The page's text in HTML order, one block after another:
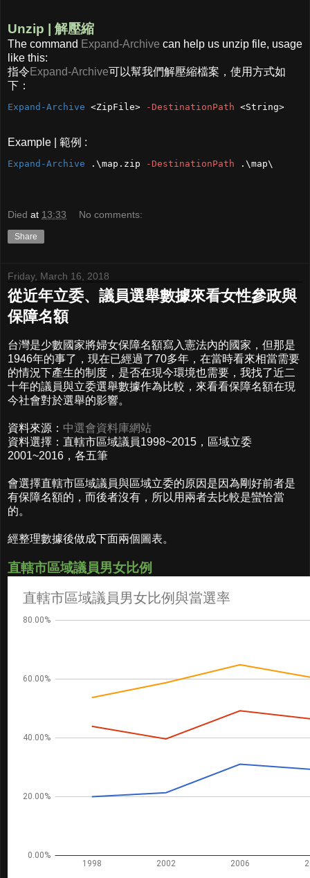
Unzip | 解壓縮
The command Expand-Archive can help us unzip file, usage
like this:
指令 Expand-Archive可以幫我們解壓縮檔案，使用方式如
下：
Expand-Archive <ZipFile> -DestinationPath <String>
Example | 範例 :
Expand-Archive .\map.zip -DestinationPath .\map\
Died at 13:33 No comments:
Share
Friday, March 16, 2018
從近年立委、議員選舉數據來看女性參政與
保障名額
台灣是少數國家將婦女保障名額寫入憲法內的國家，但那是
1946年的事了，現在已經過了70多年，在當時看來相當需要
的情況下產生的制度，是否在現今環境也需要，我找了近二
十年的議員與立委選舉數據作為比較，來看看保障名額在現
今社會對於選舉的影響。
資料來源： 中選會資料庫網站
資料選擇：直轄市區域議員1998~2015，區域立委
2001~2016，各五筆
會選擇直轄市區域議員與區域立委的原因是因為剛好前者是
有保障名額的，而後者沒有，所以用兩者去比較是蠻恰當
的。
經整理數據後做成下面兩個圖表。
直轄市區域議員男女比例